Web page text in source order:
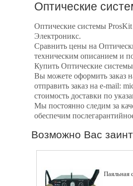
Оптические
Оптические системы
Электроникс.
Сравнить цены на
техническим описанием и
Купить Оптические системы
Вы можете оформить заказ
отправить заказ на e-mail:
стоимость доставки по
Мы постоянно следим за
обеспечим
Возможно Вас
Паяльная